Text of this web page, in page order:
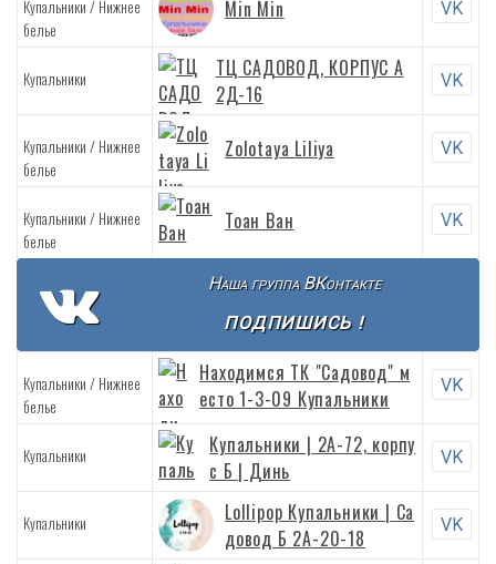
Купальники / Нижнее
белье
Min Min VK
Купальники
ТЦ САДОВОД, КОРПУС А
2Д-16
VK
Купальники / Нижнее
белье
Zolotaya Liliya VK
Купальники / Нижнее
белье
Тоан Ван VK
Наша группа ВКонтакте
ПОДПИШИСЬ !
Купальники / Нижнее
белье
Находимся ТК "Садовод" м
есто 1-3-09 Купальники
VK
Купальники
Купальники | 2А-72, корпу
с Б | Динь
VK
Купальники
Lollipop Купальники | Cа
довод Б 2А-20-18
VK